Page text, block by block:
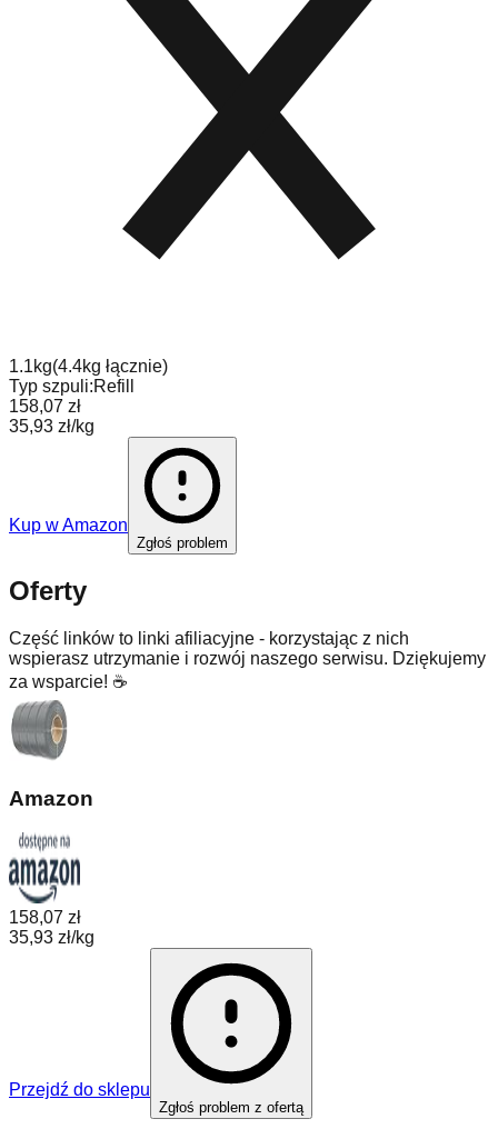
1.1kg(4.4kg łącznie)
Typ szpuli:Refill
158,07 zł
35,93 zł/kg
Kup wAmazon
Zgłoś problem
Oferty
Część linków to linki afiliacyjne - korzystając z nich
wspierasz utrzymanie i rozwój naszego serwisu. Dziękujemy
za wsparcie! ☕
Amazon
158,07 zł
35,93 zł/kg
Przejdź do sklepu
Zgłoś problem z ofertą